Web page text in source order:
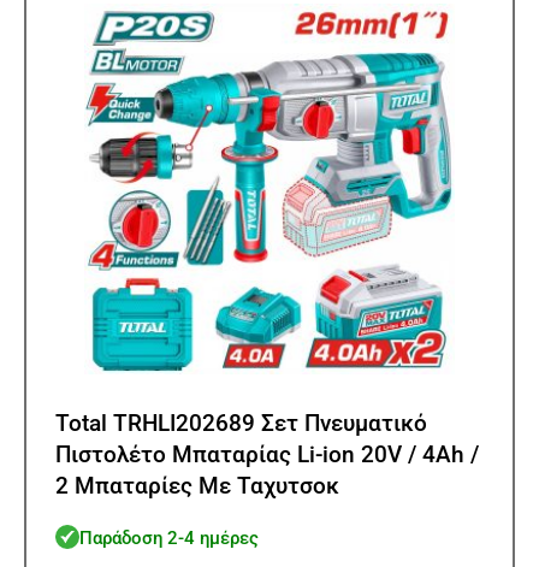
Total TRHLI202689 Σετ Πνευματικό
Πιστολέτο Μπαταρίας Li-ion 20V / 4Ah /
2 Μπαταρίες Με Ταχυτσοκ
Παράδοση 2-4 ημέρες